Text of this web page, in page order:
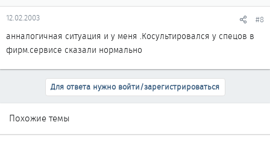
12.02.2003 #8
анналогичная ситуация и у меня .Косультировался у спецов в
фирм.сервисе сказали нормально
Для ответа нужно войти/зарегистрироваться
Похожие темы